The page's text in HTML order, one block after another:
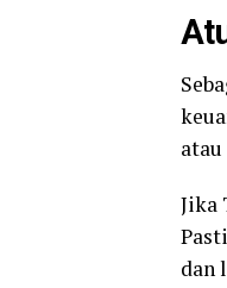
Jika
dan